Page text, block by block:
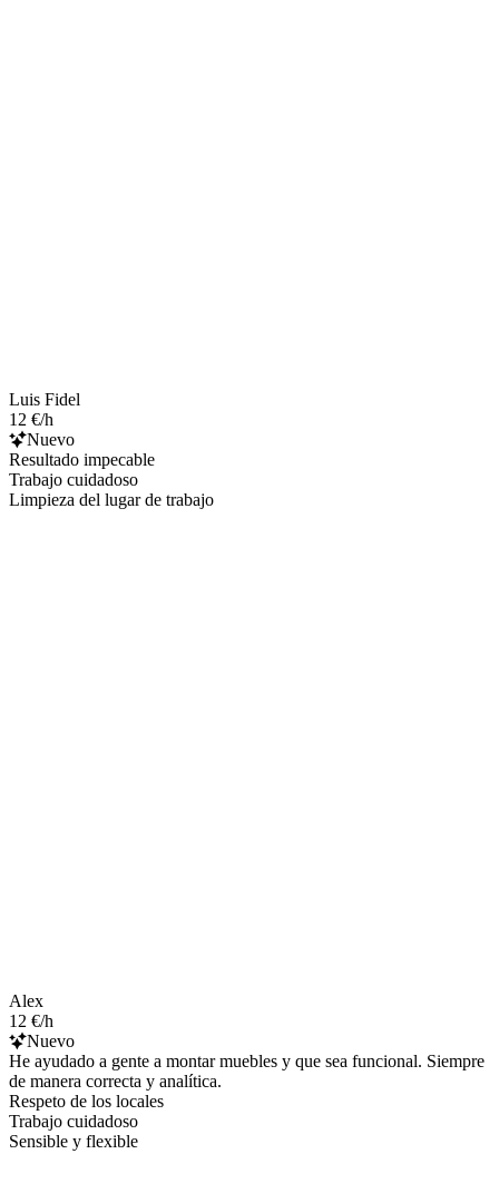
Luis Fidel
12 €/h
Nuevo
Resultado impecable
Trabajo cuidadoso
Limpieza del lugar de trabajo
Alex
12 €/h
Nuevo
He ayudado a gente a montar muebles y que sea funcional. Siempre
de manera correcta y analítica.
Respeto de los locales
Trabajo cuidadoso
Sensible y flexible